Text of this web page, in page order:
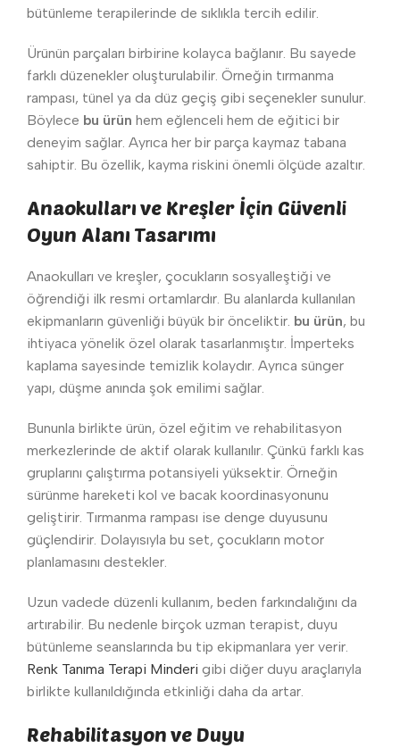
bütünleme terapilerinde de sıklıkla tercih edilir.
Ürünün parçaları birbirine kolayca bağlanır. Bu sayede
farklı düzenekler oluşturulabilir. Örneğin tırmanma
rampası, tünel ya da düz geçiş gibi seçenekler sunulur.
Böylece bu ürün hem eğlenceli hem de eğitici bir
deneyim sağlar. Ayrıca her bir parça kaymaz tabana
sahiptir. Bu özellik, kayma riskini önemli ölçüde azaltır.
Anaokulları ve Kreşler İçin Güvenli
Oyun Alanı Tasarımı
Anaokulları ve kreşler, çocukların sosyalleştiği ve
öğrendiği ilk resmi ortamlardır. Bu alanlarda kullanılan
ekipmanların güvenliği büyük bir önceliktir. bu ürün, bu
ihtiyaca yönelik özel olarak tasarlanmıştır. İmperteks
kaplama sayesinde temizlik kolaydır. Ayrıca sünger
yapı, düşme anında şok emilimi sağlar.
Bununla birlikte ürün, özel eğitim ve rehabilitasyon
merkezlerinde de aktif olarak kullanılır. Çünkü farklı kas
gruplarını çalıştırma potansiyeli yüksektir. Örneğin
sürünme hareketi kol ve bacak koordinasyonunu
geliştirir. Tırmanma rampası ise denge duyusunu
güçlendirir. Dolayısıyla bu set, çocukların motor
planlamasını destekler.
Uzun vadede düzenli kullanım, beden farkındalığını da
artırabilir. Bu nedenle birçok uzman terapist, duyu
bütünleme seanslarında bu tip ekipmanlara yer verir.
Renk Tanıma Terapi Minderi gibi diğer duyu araçlarıyla
birlikte kullanıldığında etkinliği daha da artar.
Rehabilitasyon ve Duyu